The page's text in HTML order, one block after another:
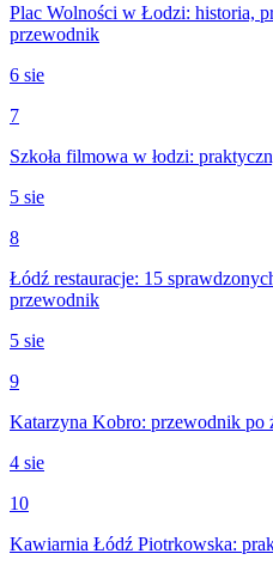
Plac Wolności w Łodzi: historia,
przewodnik
6 sie
7
Szkoła filmowa w łodzi:
5 sie
8
Łódź restauracje: 15
przewodnik
5 sie
9
Katarzyna Kobro: przewodnik
4 sie
10
Kawiarnia Łódź Piotrkowska: